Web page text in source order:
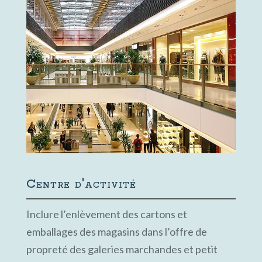
Centre d'activité
Inclure l’enlèvement des cartons et
emballages des magasins dans l’offre de
propreté des galeries marchandes et petit